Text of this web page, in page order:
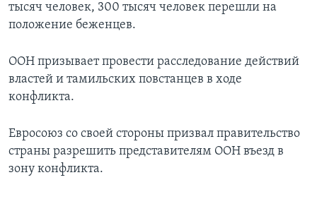
тысяч человек, 300 тысяч человек перешли на
положение беженцев.
ООН призывает провести расследование действий
властей и тамильских повстанцев в ходе
конфликта.
Евросоюз со своей стороны призвал правительство
страны разрешить представителям ООН въезд в
зону конфликта.